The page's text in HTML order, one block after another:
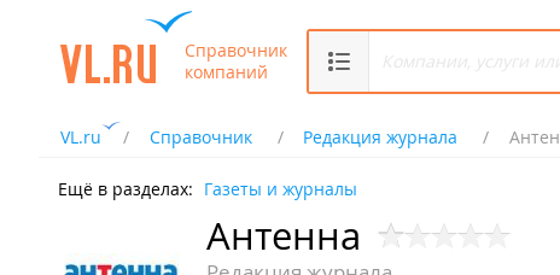
Справочник
компаний
VL.ru Справочник Редакция журнала
Ещё в разделах: Газеты и журналы
Антенна